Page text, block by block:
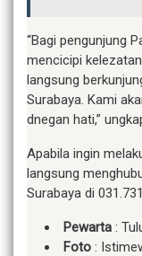
“Bagi pengunjung
mencicipi
langsung
Surabaya. Kami
dnegan hati,”
Apabila ingin
langsung
Surabaya di
Pewarta :
Foto :